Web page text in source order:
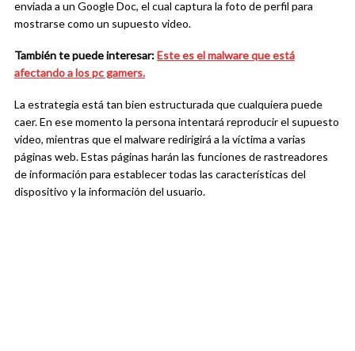
enviada a un Google Doc, el cual captura la foto de perfil para
mostrarse como un supuesto video.
También te puede interesar:Este es el malware que está
afectando a los pc gamers.
La estrategia está tan bien estructurada que cualquiera puede
caer. En ese momento la persona intentará reproducir el supuesto
video, mientras que el malware redirigirá a la víctima a varias
páginas web. Estas páginas harán las funciones de rastreadores
de información para establecer todas las características del
dispositivo y la información del usuario.